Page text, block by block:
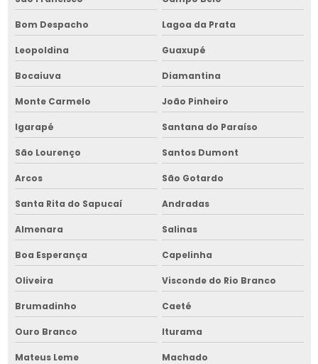
Manutenção de picador de lenha
Manutenção de picador de lenha na bahia
Manutenção de secador de grãos na bahia
Manutenção de secador de grãos no nordeste
Manutenção de transportador de grãos
Manutenção de transportador de grãos na bahia
Manutenção de transportador de grãos no nordeste
Máquina para limpeza de grãos
Máquina para limpeza de grãos na bahia
Máquina de pré limpeza de grãos
Máquina de pré limpeza de grãos na bahia
Bom Despacho Lagoa da Prata
Leopoldina Guaxupé
Bocaiuva Diamantina
Monte Carmelo João Pinheiro
Igarapé Santana do Paraíso
São Lourenço Santos Dumont
Arcos São Gotardo
Santa Rita do Sapucaí Andradas
Almenara Salinas
Boa Esperança Capelinha
Oliveira Visconde do Rio Branco
Brumadinho Caeté
Ouro Branco Iturama
Mateus Leme Machado